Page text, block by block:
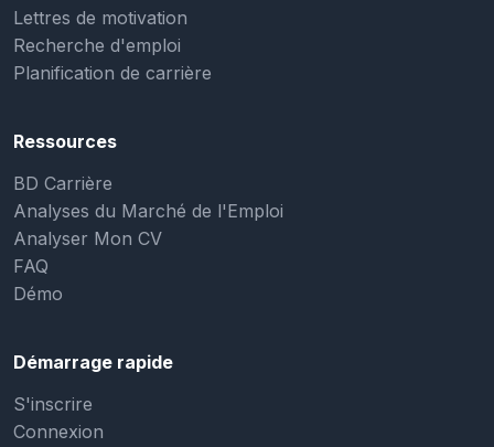
Lettres de motivation
Recherche d'emploi
Planification de carrière
Ressources
BD Carrière
Analyses du Marché de l'Emploi
Analyser Mon CV
FAQ
Démo
Démarrage rapide
S'inscrire
Connexion